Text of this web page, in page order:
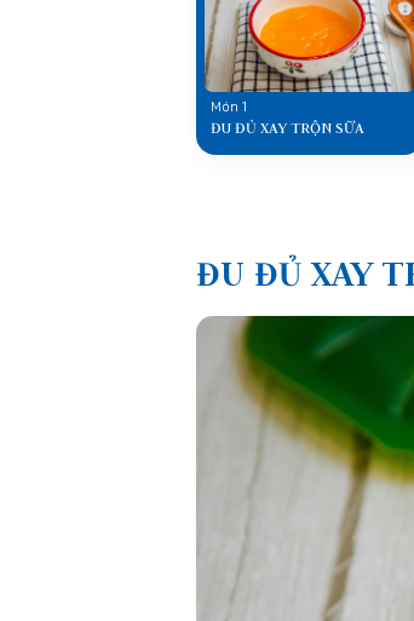
Món 1
ĐU ĐỦ XAY TRỘN SỮA
ĐU ĐỦ XAY